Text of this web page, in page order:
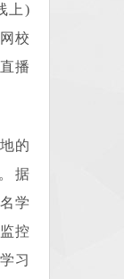
上)
校
播
的
据
学
控
习